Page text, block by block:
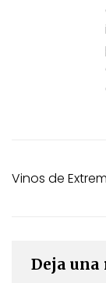
Vinos de
Deja una